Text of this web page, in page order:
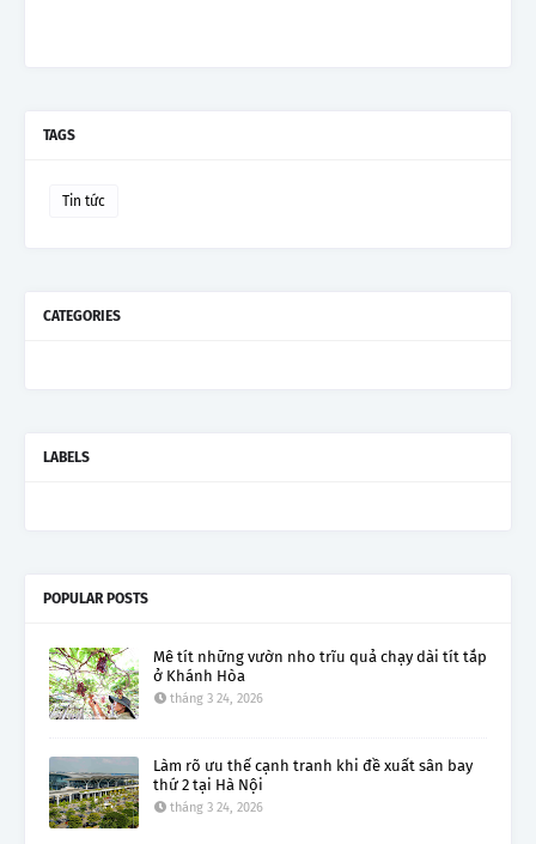
TAGS
Tin tức
CATEGORIES
LABELS
POPULAR POSTS
Mê tít những vườn nho trĩu quả chạy dài tít tắp
ở Khánh Hòa
tháng 3 24, 2026
Làm rõ ưu thế cạnh tranh khi đề xuất sân bay
thứ 2 tại Hà Nội
tháng 3 24, 2026